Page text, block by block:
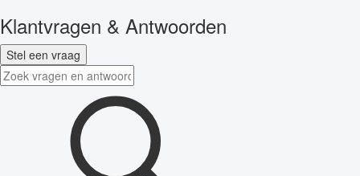
Klantvragen & Antwoorden
Stel een vraag